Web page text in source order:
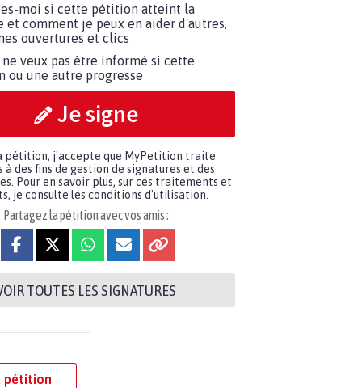
moi si cette pétition atteint la
et comment je peux en aider d'autres,
ouvertures et clics
ne veux pas être informé si cette
ou une autre progresse
Je signe
pétition, j'accepte que MyPetition traite
à des fins de gestion de signatures et des
Pour en savoir plus, sur ces traitements et
je consulte les conditions d'utilisation.
Partagez la pétition avec vos amis :
TOUTES LES SIGNATURES
pétition